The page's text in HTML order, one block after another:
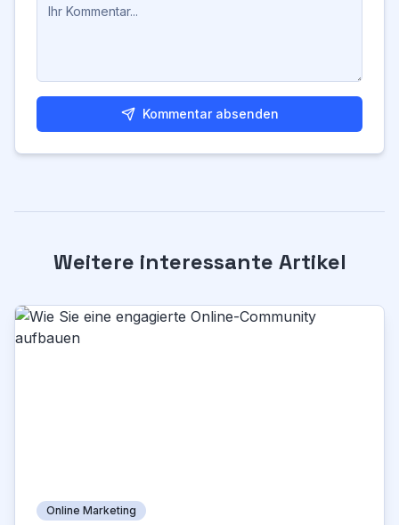
Kommentar absenden
Weitere interessante Artikel
Online Marketing